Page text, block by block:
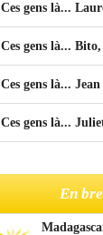
Ces gens là...
Ces gens là...
Ces gens là...
Ces gens là...
En